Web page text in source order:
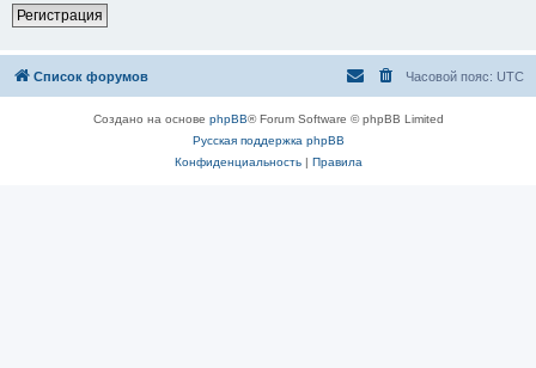
Регистрация
Список форумов Часовой пояс: UTC
Создано на основе phpBB® Forum Software © phpBB Limited
Русская поддержка phpBB
Конфиденциальность| Правила